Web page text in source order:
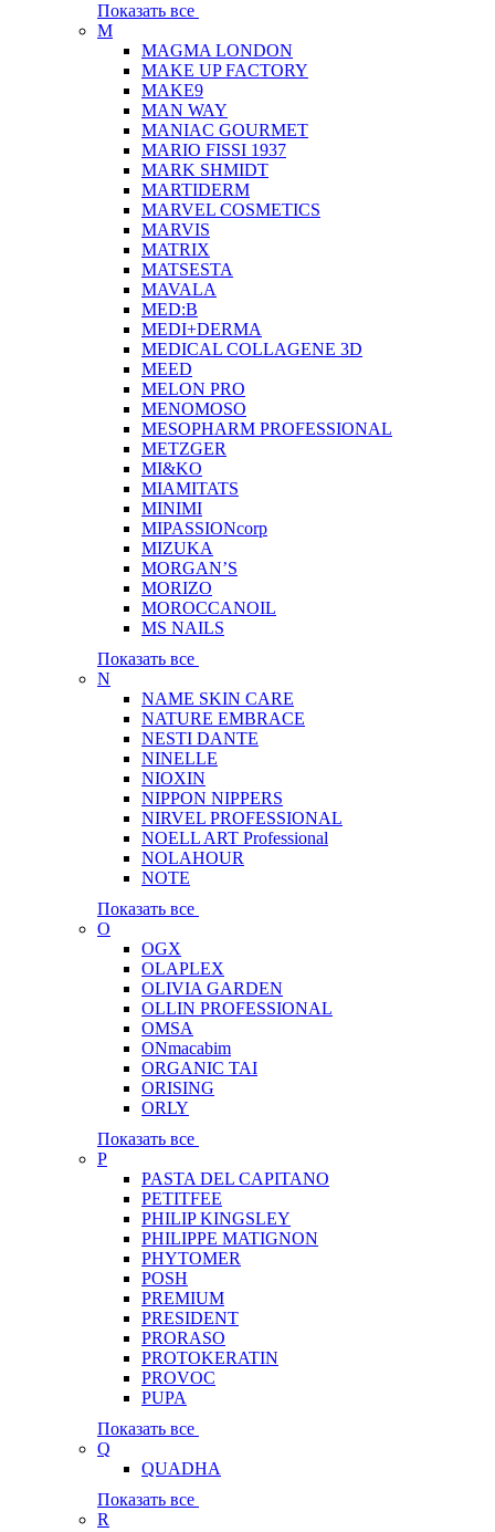
Показать все
M
MAGMA LONDON
MAKE UP FACTORY
MAKE9
MAN WAY
MANIAC GOURMET
MARIO FISSI 1937
MARK SHMIDT
MARTIDERM
MARVEL COSMETICS
MARVIS
MATRIX
MATSESTA
MAVALA
MED:B
MEDI+DERMA
MEDICAL COLLAGENE 3D
MEED
MELON PRO
MENOMOSO
MESOPHARM PROFESSIONAL
METZGER
MI&KO
MIAMITATS
MINIMI
MIPASSIONcorp
MIZUKA
MORGAN’S
MORIZO
MOROCCANOIL
MS NAILS
Показать все
N
NAME SKIN CARE
NATURE EMBRACE
NESTI DANTE
NINELLE
NIOXIN
NIPPON NIPPERS
NIRVEL PROFESSIONAL
NOELL ART Professional
NOLAHOUR
NOTE
Показать все
O
OGX
OLAPLEX
OLIVIA GARDEN
OLLIN PROFESSIONAL
OMSA
ONmacabim
ORGANIC TAI
ORISING
ORLY
Показать все
P
PASTA DEL CAPITANO
PETITFEE
PHILIP KINGSLEY
PHILIPPE MATIGNON
PHYTOMER
POSH
PREMIUM
PRESIDENT
PRORASO
PROTOKERATIN
PROVOC
PUPA
Показать все
Q
QUADHA
Показать все
R